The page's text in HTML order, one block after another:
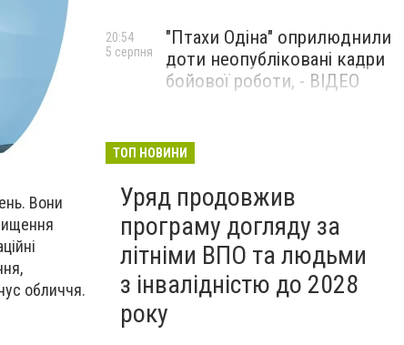
Вони
обличчя.
"Птахи Одіна" оприлюднили
доти неопубліковані кадри
бойової роботи, - ВІДЕО
20:54
5 серпня
Бєдняков зіграє тата
новому українському
фільмі, - ФОТО
5 серпня
ТОП НОВИНИ
Уряд продовжив
програму догляду за
літніми ВПО та людьми
з інвалідністю до 2028
року